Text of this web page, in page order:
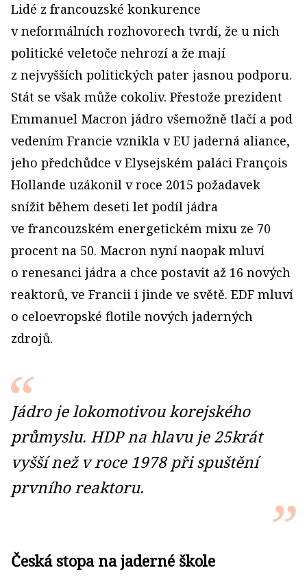
Lidé z francouzské konkurence
v neformálních rozhovorech tvrdí, že u nich
politické veletoče nehrozí a že mají
z nejvyšších politických pater jasnou podporu.
Stát se však může cokoliv. Přestože prezident
Emmanuel Macron jádro všemožně tlačí a pod
vedením Francie vznikla v EU jaderná aliance,
jeho předchůdce v Elysejském paláci François
Hollande uzákonil v roce 2015 požadavek
snížit během deseti let podíl jádra
ve francouzském energetickém mixu ze 70
procent na 50. Macron nyní naopak mluví
o renesanci jádra a chce postavit až 16 nových
reaktorů, ve Francii i jinde ve světě. EDF mluví
o celoevropské flotile nových jaderných
zdrojů.
Jádro je lokomotivou korejského
průmyslu. HDP na hlavu je 25krát
vyšší než v roce 1978 při spuštění
prvního reaktoru.
Česká stopa na jaderné škole